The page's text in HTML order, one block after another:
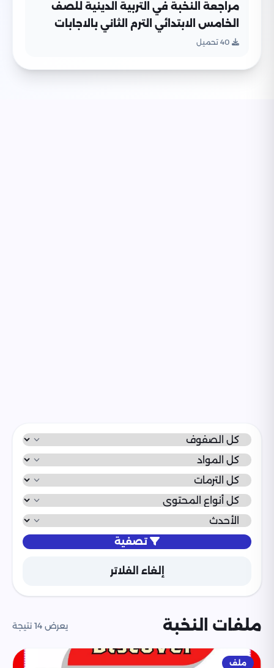
مراجعة النخبة في التربية الدينية للصف
الخامس الابتدائي الترم الثاني بالاجابات
PDF
40 تحميل
تصفية
إلغاء الفلاتر
ملفات النخبة يعرض 14 نتيجة
ملف